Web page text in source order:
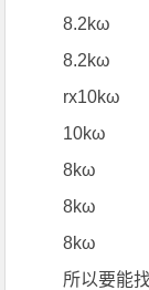
8.2kω
8.2kω
rx10kω
10kω
8kω
8kω
8kω
所以要能